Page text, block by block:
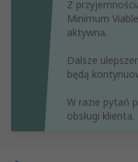
Z
Minimum
aktywna.
Dalsze
będą
W razie pytań
obsługi klienta.